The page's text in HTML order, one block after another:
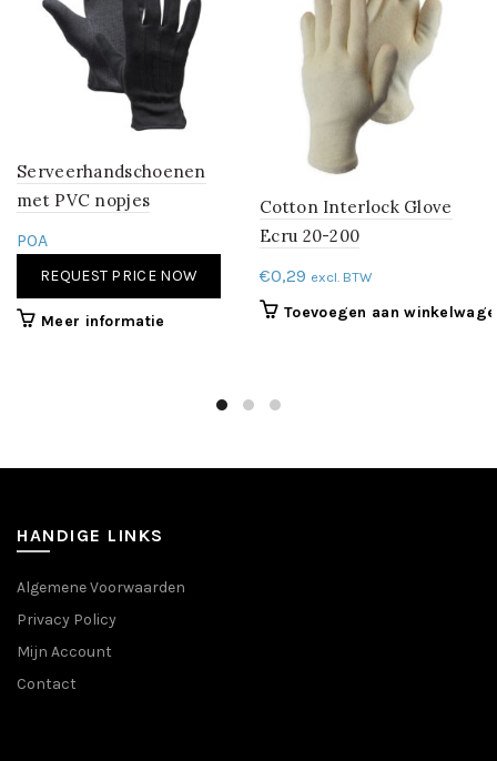
Serveerhandschoenen
met PVC nopjes
POA
REQUEST PRICE NOW
Meer informatie
Cotton Interlock Glove
Ecru 20-200
€0,29 excl. BTW
Toevoegen aan
HANDIGE LINKS
Algemene Voorwaarden
Privacy Policy
Mijn Account
Contact